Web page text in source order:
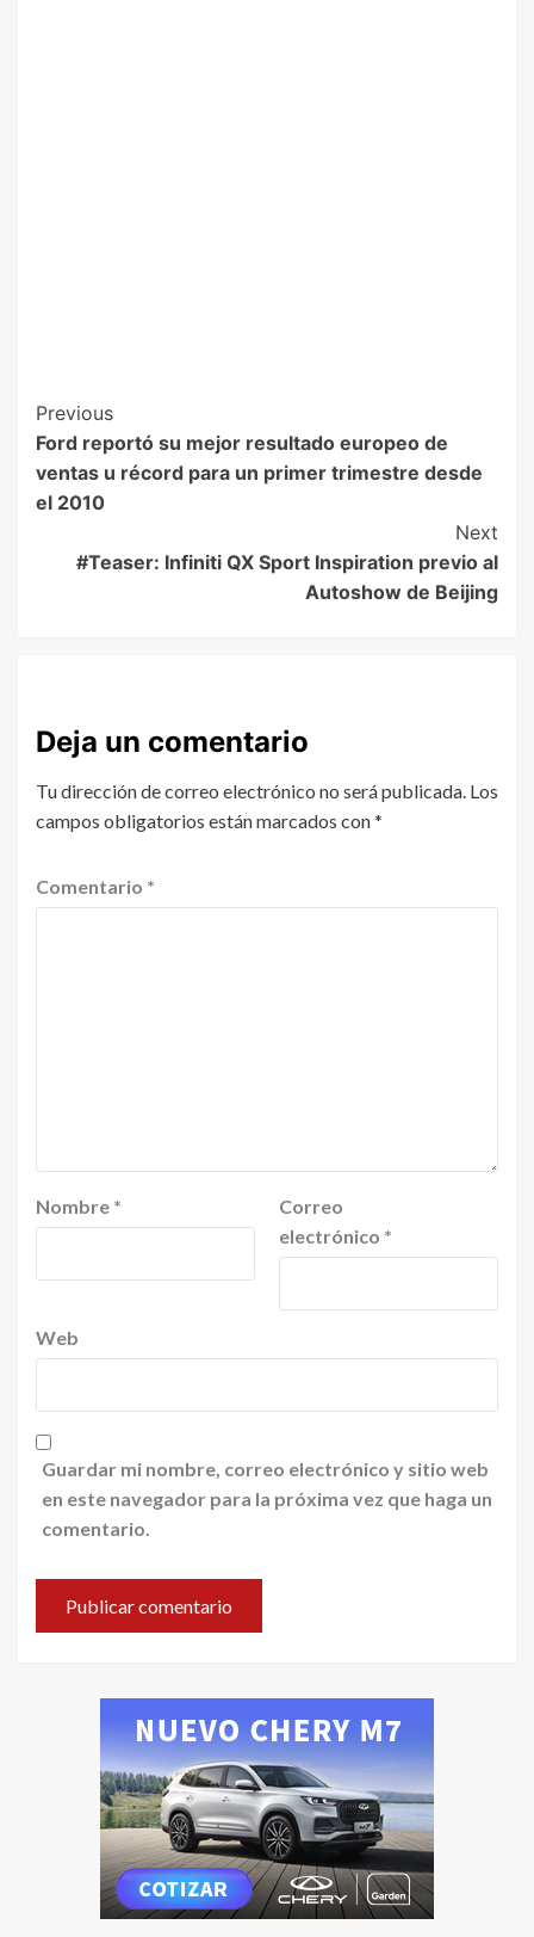
Previous
Ford reportó su mejor resultado europeo de
ventas u récord para un primer trimestre desde
el 2010
Next
#Teaser: Infiniti QX Sport Inspiration previo al
Autoshow de Beijing
Deja un comentario
Tu dirección de correo electrónico no será publicada. Los
campos obligatorios están marcados con*
Comentario *
Nombre *
Correo
electrónico *
Web
Guardar mi nombre, correo electrónico y sitio web
en este navegador para la próxima vez que haga un
comentario.